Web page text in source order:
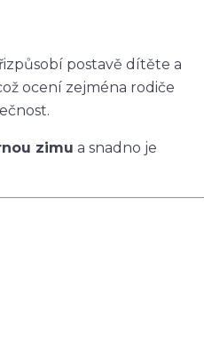
postavě dítěte a
ocení zejména rodiče
zimu a snadno je